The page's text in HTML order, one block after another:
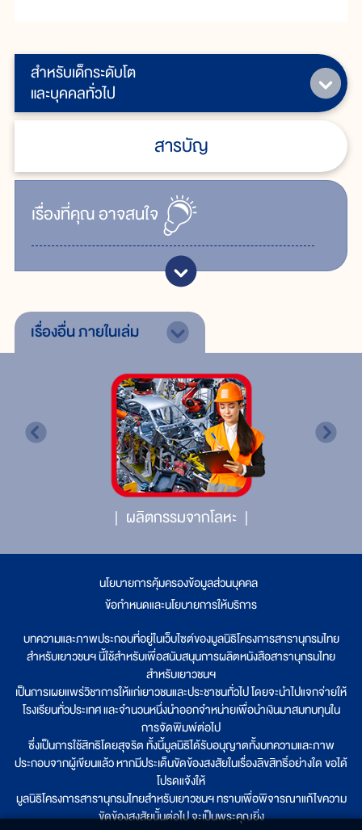
สำหรับเด็กระดับโต
และบุคคลทั่วไป
สารบัญ
เรื่ิองที่คุณอาจสนใจ
เรื่องอื่นภายในเล่ม
ผลิตกรรมจากโลหะ
นโยบายการคุ้มครองข้อมูลส่วนบุคคล
ข้อกำหนดและนโยบายการให้บริการ
บทความและภาพประกอบที่อยู่ในเว็บไซต์ของมูลนิธิโครงการสารานุกรมไทย
สำหรับเยาวชนฯ นี้ใช้สำหรับเพื่อสนับสนุนการผลิตหนังสือสารานุกรมไทย
สำหรับเยาวชนฯ
เป็นการเผยแพร่วิชาการให้แก่เยาวชนและประชาชนทั่วไป โดยจะนำไปแจกจ่ายให้
โรงเรียนทั่วประเทศ และจำนวนหนึ่งนำออกจำหน่ายเพื่อนำเงินมาสมทบทุนใน
การจัดพิมพ์ต่อไป
ซึ่งเป็นการใช้สิทธิโดยสุจริต ทั้งนี้มูลนิธิได้รับอนุญาตทั้งบทความและภาพ
ประกอบจากผู้เขียนแล้ว หากมีประเด็นขัดข้องสงสัยในเรื่องลิขสิทธิ์อย่างใด ขอได้
โปรดแจ้งให้
มูลนิธิโครงการสารานุกรมไทยสำหรับเยาวชนฯ ทราบเพื่อพิจารณาแก้ไขความ
ขัดข้องสงสัยนั้นต่อไป จะเป็นพระคุณยิ่ง